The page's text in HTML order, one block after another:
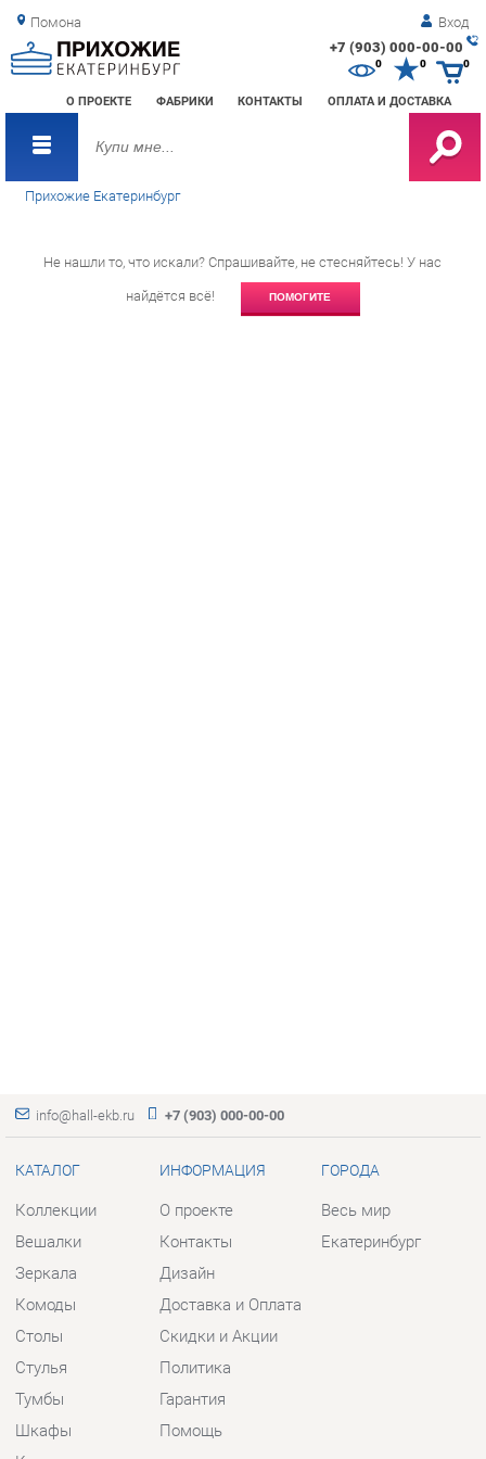
Помона Вход
+7 (903) 000-00-00
О ПРОЕКТЕ ФАБРИКИ КОНТАКТЫ ОПЛАТА И ДОСТАВКА
0 0
Прихожие Екатеринбург
ПОМОГИТЕ
КАТАЛОГ
Коллекции
Зеркала
Комоды
Столы
Стулья
Тумбы
Шкафы
Комплектующие
ИНФОРМАЦИЯ
О проекте
Дизайн
Доставка и Оплата
Скидки и Акции
Политика
Гарантия
Помощь
Весь мир